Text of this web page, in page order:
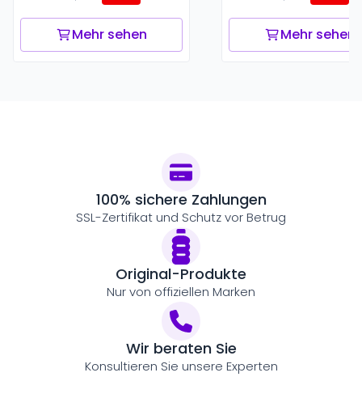
Mehr sehen Mehr sehen
100% sichere Zahlungen
SSL-Zertifikat und Schutz vor Betrug
Original-Produkte
Nur von offiziellen Marken
Wir beraten Sie
Konsultieren Sie unsere Experten